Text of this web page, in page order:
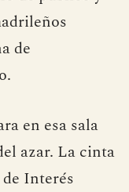
de
en esa sala
azar. La cinta
Interés